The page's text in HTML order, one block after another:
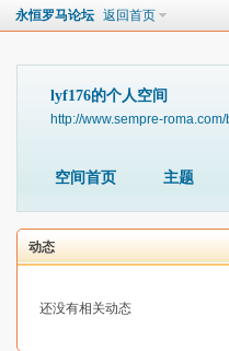
永恒罗马论坛 返回首页
lyf176的个人空间
http://www.sempre-
空间首页 主题
动态
还没有相关动态